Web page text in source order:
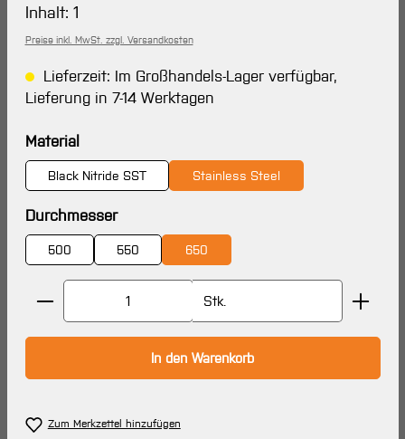
Inhalt: 1
Preise inkl. MwSt. zzgl. Versandkosten
Lieferzeit: Im Großhandels-Lager verfügbar,
Lieferung in 7-14 Werktagen
Materialauswählen
Black Nitride SST Stainless Steel
Durchmesserauswählen
500 550 650
Produkt Anzahl: Gib den gewünschten Wert ein
Stk.
In den Warenkorb
Zum Merkzettel hinzufügen